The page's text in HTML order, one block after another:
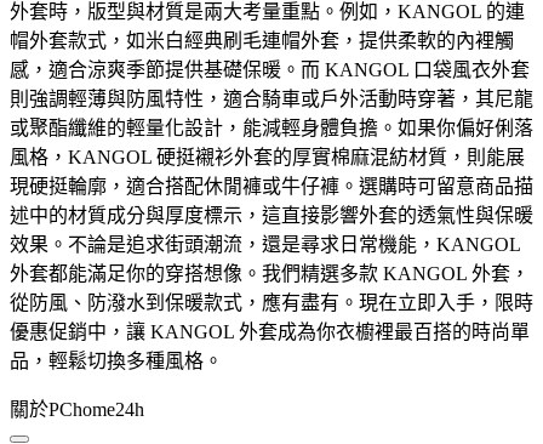
外套時，版型與材質是兩大考量重點。例如，KANGOL 的連
帽外套款式，如米白經典刷毛連帽外套，提供柔軟的內裡觸
感，適合涼爽季節提供基礎保暖。而 KANGOL 口袋風衣外套
則強調輕薄與防風特性，適合騎車或戶外活動時穿著，其尼龍
或聚酯纖維的輕量化設計，能減輕身體負擔。如果你偏好俐落
風格，KANGOL 硬挺襯衫外套的厚實棉麻混紡材質，則能展
現硬挺輪廓，適合搭配休閒褲或牛仔褲。選購時可留意商品描
述中的材質成分與厚度標示，這直接影響外套的透氣性與保暖
效果。不論是追求街頭潮流，還是尋求日常機能，KANGOL
外套都能滿足你的穿搭想像。我們精選多款 KANGOL 外套，
從防風、防潑水到保暖款式，應有盡有。現在立即入手，限時
優惠促銷中，讓 KANGOL 外套成為你衣櫥裡最百搭的時尚單
品，輕鬆切換多種風格。
關於PChome24h